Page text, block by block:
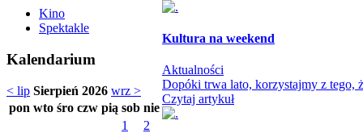
Kino
Spektakle
Kalendarium
< lip Sierpień 2026 wrz >
pon wto śro czw pią sob nie
1
2
Kultura na weekend
Aktualności
Dopóki trwa lato, korzystajmy z tego,
Czytaj artykuł